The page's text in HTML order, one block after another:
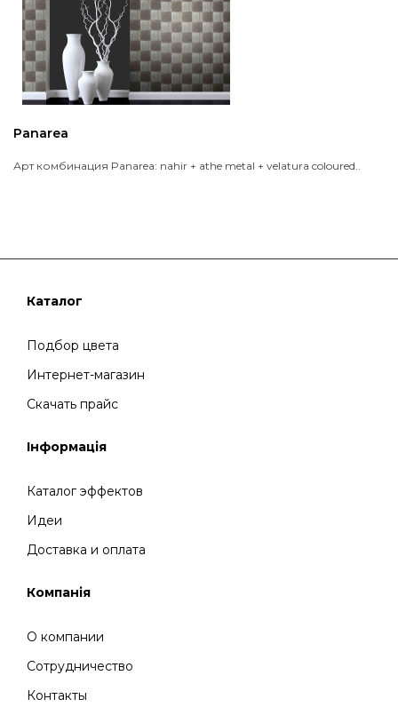
Panarea
Арт комбинация Panarea: nahir + athe metal + velatura coloured..
Каталог
Подбор цвета
Интернет-магазин
Скачать прайс
Інформація
Каталог эффектов
Идеи
Доставка и оплата
Компанія
О компании
Сотрудничество
Контакты